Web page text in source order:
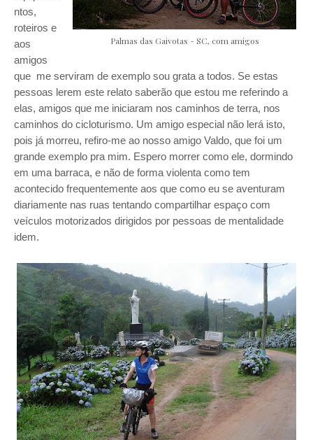
Palmas das Gaivotas - SC, com amigos
ntos,
roteiros e
aos
amigos
que me serviram de exemplo sou grata a todos. Se estas
pessoas lerem este relato saberão que estou me referindo a
elas, amigos que me iniciaram nos caminhos de terra, nos
caminhos do cicloturismo. Um amigo especial não lerá isto,
pois já morreu, refiro-me ao nosso amigo Valdo, que foi um
grande exemplo pra mim. Espero morrer como ele, dormindo
em uma barraca, e não de forma violenta como tem
acontecido frequentemente aos que como eu se aventuram
diariamente nas ruas tentando compartilhar espaço com
veículos motorizados dirigidos por pessoas de mentalidade
idem.